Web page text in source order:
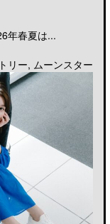
年春夏は...
リー, ムーンスター